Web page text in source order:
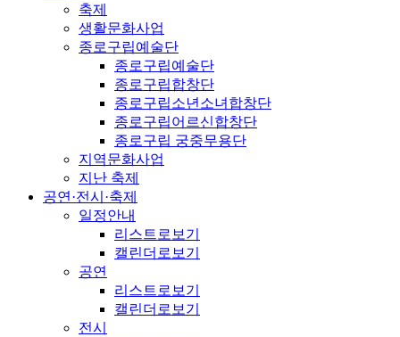
축제
생활문화사업
종로구립예술단
종로구립예술단
종로구립합창단
종로구립소년소녀합창단
종로구립어르신합창단
종로구립 궁중무용단
지역문화사업
지난 축제
공연·전시·축제
일정안내
리스트로보기
캘린더로보기
공연
리스트로보기
캘린더로보기
전시